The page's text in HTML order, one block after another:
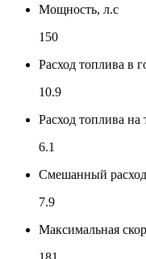
Мощность, л.с
150
Расход топлива в
10.9
Расход топлива на
6.1
Смешанный
7.9
Максимальная